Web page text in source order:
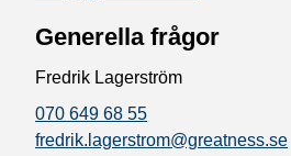
Generella frågor
Fredrik Lagerström
070 649 68 55
fredrik.lagerstrom@greatness.se